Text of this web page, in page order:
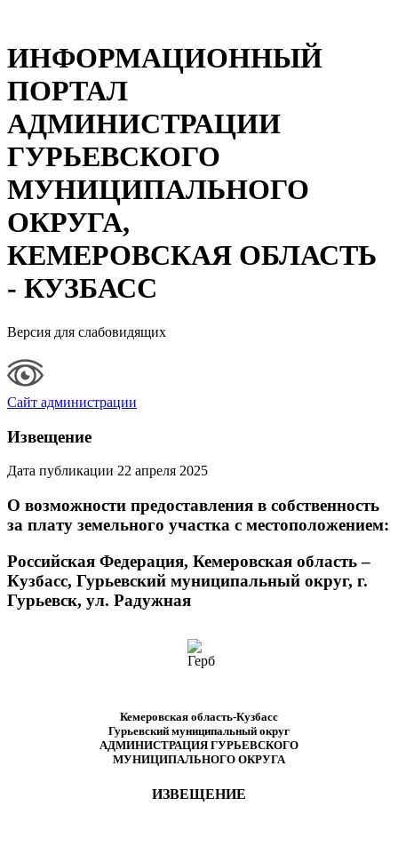
ИНФОРМАЦИОННЫЙ
ПОРТАЛ
АДМИНИСТРАЦИИ
ГУРЬЕВСКОГО
МУНИЦИПАЛЬНОГО
ОКРУГА,
КЕМЕРОВСКАЯ ОБЛАСТЬ
- КУЗБАСС
Версия для слабовидящих
Сайт администрации
Извещение
Дата публикации 22 апреля 2025
О возможности предоставления в собственность
за плату земельного участка с местоположением:
Российская Федерация, Кемеровская область –
Кузбасс, Гурьевский муниципальный округ, г.
Гурьевск, ул. Радужная
Кемеровская область-Кузбасс
Гурьевский муниципальный округ
АДМИНИСТРАЦИЯ ГУРЬЕВСКОГО
МУНИЦИПАЛЬНОГО ОКРУГА
ИЗВЕЩЕНИЕ